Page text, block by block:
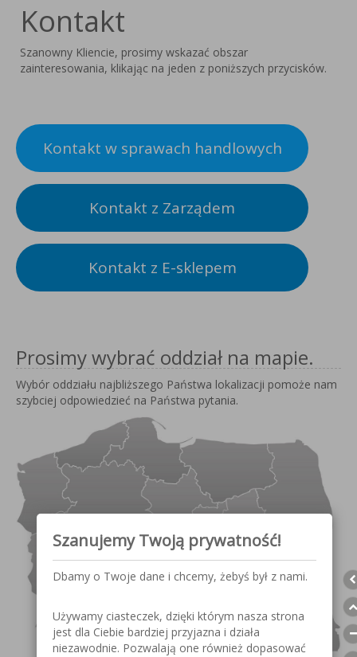
Kontakt
Szanowny Kliencie, prosimy wskazać obszar
zainteresowania, klikając na jeden z poniższych przycisków.
Kontakt w sprawach handlowych
Kontakt z Zarządem
Kontakt z E-sklepem
Prosimy wybrać oddział na mapie.
Wybór oddziału najbliższego Państwa lokalizacji pomoże nam
szybciej odpowiedzieć na Państwa pytania.
Szanujemy Twoją prywatność!
Dbamy o Twoje dane i chcemy, żebyś był z nami.
Używamy ciasteczek, dzięki którym nasza strona
jest dla Ciebie bardziej przyjazna i działa
niezawodnie. Pozwalają one również dopasować